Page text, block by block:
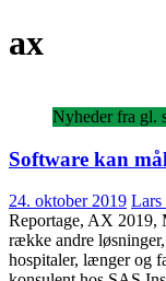
ax
Nyheder fra gl.
Software kan
24. oktober 2019 Lars
Reportage, AX 2019,
række andre
hospitaler, længer og